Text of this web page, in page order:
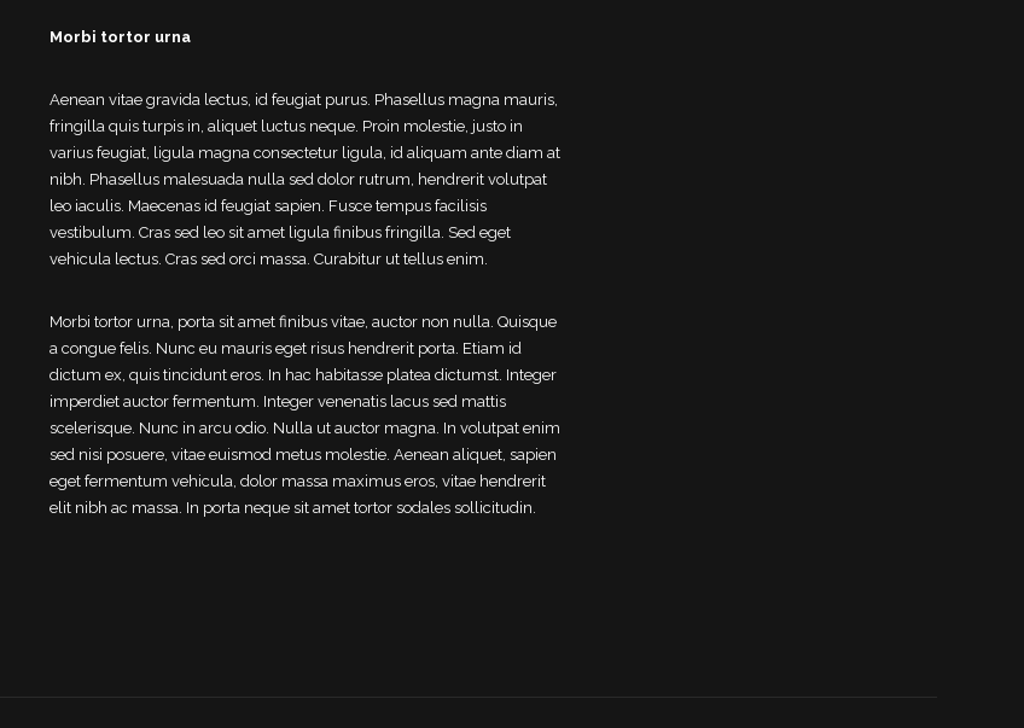
Morbi tortor urna
Aenean vitae gravida lectus, id feugiat purus. Phasellus magna mauris,
fringilla quis turpis in, aliquet luctus neque. Proin molestie, justo in
varius feugiat, ligula magna consectetur ligula, id aliquam ante diam at
nibh. Phasellus malesuada nulla sed dolor rutrum, hendrerit volutpat
leo iaculis. Maecenas id feugiat sapien. Fusce tempus facilisis
vestibulum. Cras sed leo sit amet ligula finibus fringilla. Sed eget
vehicula lectus. Cras sed orci massa. Curabitur ut tellus enim.
Morbi tortor urna, porta sit amet finibus vitae, auctor non nulla. Quisque
a congue felis. Nunc eu mauris eget risus hendrerit porta. Etiam id
dictum ex, quis tincidunt eros. In hac habitasse platea dictumst. Integer
imperdiet auctor fermentum. Integer venenatis lacus sed mattis
scelerisque. Nunc in arcu odio. Nulla ut auctor magna. In volutpat enim
sed nisi posuere, vitae euismod metus molestie. Aenean aliquet, sapien
eget fermentum vehicula, dolor massa maximus eros, vitae hendrerit
elit nibh ac massa. In porta neque sit amet tortor sodales sollicitudin.